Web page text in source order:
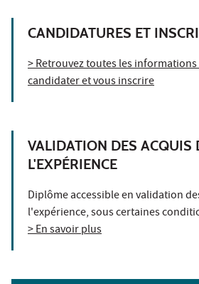
CANDIDATURES ET
> Retrouvez toutes les
candidater et vous inscrire
VALIDATION DES ACQUIS
L'EXPÉRIENCE
Diplôme accessible en validation
l'expérience, sous certaines
> En savoir plus